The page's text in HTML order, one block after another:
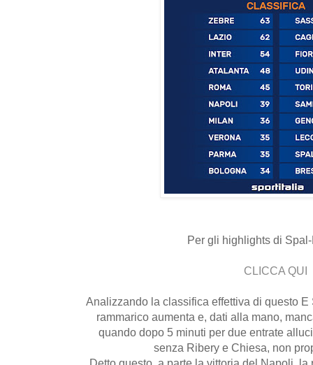
Per gli highlights di
CLICCA QUI
Analizzando la classifica effettiva di questo
rammarico aumenta e, dati alla mano,
quando dopo 5 minuti per due entrate
senza Ribery e Chiesa, non